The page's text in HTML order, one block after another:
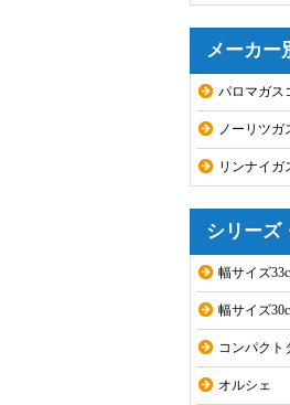
メーカー
パロマガス
ノーリツガ
リンナイガ
シリーズ
幅サイズ
幅サイズ
コンパクト
オルシェ